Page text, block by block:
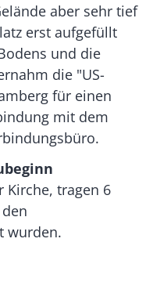
aber sehr tief
erst aufgefüllt
und die
die "US-
für einen
mit dem
Kirche, tragen 6
wurden.